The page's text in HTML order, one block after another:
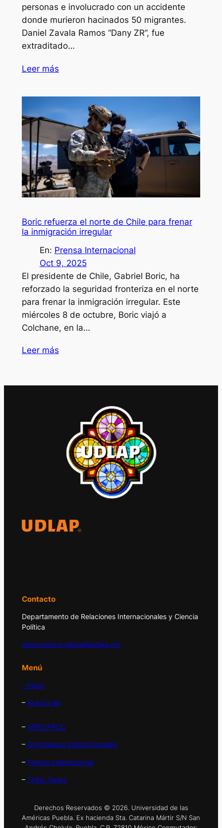
personas e involucrado con un accidente
donde murieron hacinados 50 migrantes.
Daniel Zavala Ramos “Dany ZR”, fue
extraditado…
Leer más
Boric refuerza el norte de Chile para frenar
la inmigración irregular
En: Prensa Internacional
Oct 9, 2025
El presidente de Chile, Gabriel Boric, ha
reforzado la seguridad fronteriza en el norte
para frenar la inmigración irregular. Este
miércoles 8 de octubre, Boric viajó a
Colchane, en la…
Leer más
Contacto
Departamento de Relaciones Internacionales y Ciencia
Política
observatorio.global@udlap.mx
Menú
– Inicio
– Acerca de
– APEC/PECC
– Organismos Internacionales
– Prensa Internacional
– Think Tanks
Derechos Reservados © 2026. Universidad de las
Américas Puebla. Ex hacienda Sta. Catarina Mártir S/N San